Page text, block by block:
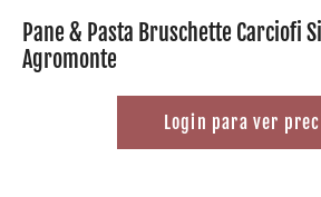
Pane & Pasta Bruschette Carciofi
Agromonte
Login para ver